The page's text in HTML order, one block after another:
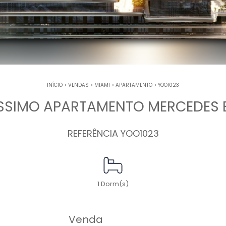
INÍCIO > VENDAS > MIAMI > APARTAMENTO > YOO1023
APARTAMENTO MERCEDES
REFERÊNCIA YOO1023
1 Dorm(s)
Venda